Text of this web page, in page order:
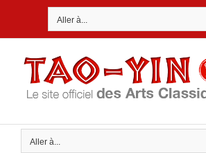
Aller à...
Aller à...